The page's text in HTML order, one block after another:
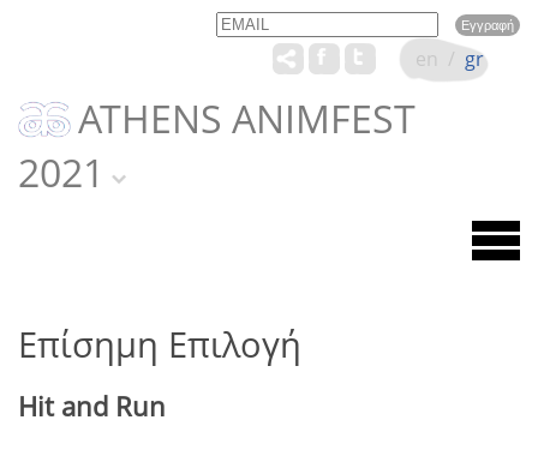
Email Name
ATHENS ANIMFEST
2021
en / gr
Επίσημη Επιλογή
Hit and Run